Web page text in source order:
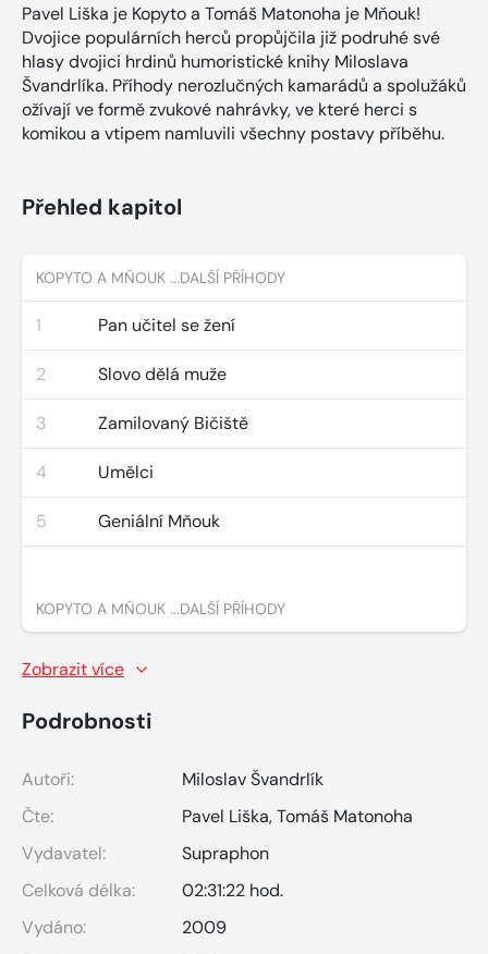
Pavel Liška je Kopyto a Tomáš Matonoha je Mňouk!
Dvojice populárních herců propůjčila již podruhé své
hlasy dvojici hrdinů humoristické knihy Miloslava
Švandrlíka. Příhody nerozlučných kamarádů a spolužáků
ožívají ve formě zvukové nahrávky, ve které herci s
komikou a vtipem namluvili všechny postavy příběhu.
Přehled kapitol
KOPYTO A MŇOUK ...DALŠÍ PŘÍHODY
1 Pan učitel se žení
2 Slovo dělá muže
3 Zamilovaný Bičiště
4 Umělci
5 Geniální Mňouk
KOPYTO A MŇOUK ...DALŠÍ PŘÍHODY
Zobrazit více
Podrobnosti
Autoři:
Miloslav Švandrlík
Čte:
Pavel Liška,Tomáš Matonoha
Vydavatel:
Supraphon
Celková délka:
02:31:22 hod.
Vydáno:
2009